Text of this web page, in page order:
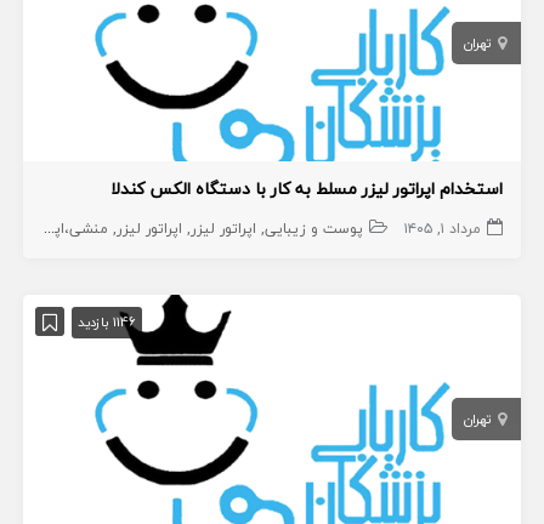
تهران
استخدام اپراتور لیزر مسلط به کار با دستگاه الکس کندلا
مرداد ۱, ۱۴۰۵ پوست و زیبایی اپراتور لیزر اپراتور لیزر منشی،اپراتور،دستیار
1146 بازدید
تهران